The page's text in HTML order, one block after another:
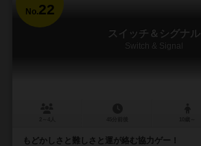
No.22
スイッチ＆シグナル
Switch & Signal
もどかしさと難しさと運が絡む協力ゲー！